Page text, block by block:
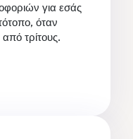
για εσάς
όταν
τρίτους.